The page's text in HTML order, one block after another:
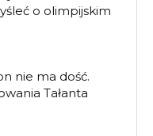
o olimpijskim
nie ma dość.
Tałanta